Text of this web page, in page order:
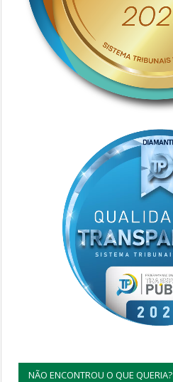
NÃO ENCONTROU O QUE QUERIA?